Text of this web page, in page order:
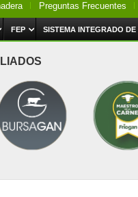
Preguntas Frecuentes
FEP SISTEMA INTEGRADO DE